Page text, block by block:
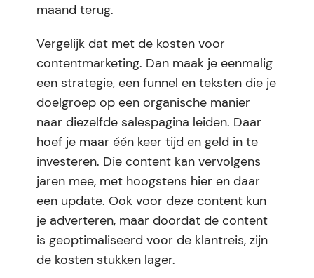
maand terug.
Vergelijk dat met de kosten voor
contentmarketing. Dan maak je eenmalig
een strategie, een funnel en teksten die je
doelgroep op een organische manier
naar diezelfde salespagina leiden. Daar
hoef je maar één keer tijd en geld in te
investeren. Die content kan vervolgens
jaren mee, met hoogstens hier en daar
een update. Ook voor deze content kun
je adverteren, maar doordat de content
is geoptimaliseerd voor de klantreis, zijn
de kosten stukken lager.